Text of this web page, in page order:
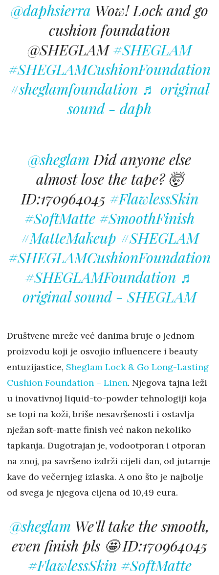
@daphsierra Wow! Lock and go
cushion foundation
@SHEGLAM#SHEGLAM
#SHEGLAMCushionFoundation
#sheglamfoundation ♬ original
sound - daph
@sheglam Did anyone else
almost lose the tape? 🤯
ID:170964045 #FlawlessSkin
#SoftMatte #SmoothFinish
#MatteMakeup #SHEGLAM
#SHEGLAMCushionFoundation
#SHEGLAMFoundation ♬
original sound - SHEGLAM
Društvene mreže već danima bruje o jednom
proizvodu koji je osvojio influencere i beauty
entuzijastice, Sheglam Lock & Go Long-Lasting
Cushion Foundation – Linen. Njegova tajna leži
u inovativnoj liquid-to-powder tehnologiji koja
se topi na koži, briše nesavršenosti i ostavlja
nježan soft-matte finish već nakon nekoliko
tapkanja. Dugotrajan je, vodootporan i otporan
na znoj, pa savršeno izdrži cijeli dan, od jutarnje
kave do večernjeg izlaska. A ono što je najbolje
od svega je njegova cijena od 10,49 eura.
@sheglam We'll take the smooth,
even finish pls 🤩 ID:170964045
#FlawlessSkin #SoftMatte